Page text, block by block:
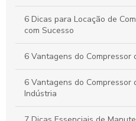
6 Dicas para Locação de
com Sucesso
6 Vantagens do
6 Vantagens do Compressor
Indústria